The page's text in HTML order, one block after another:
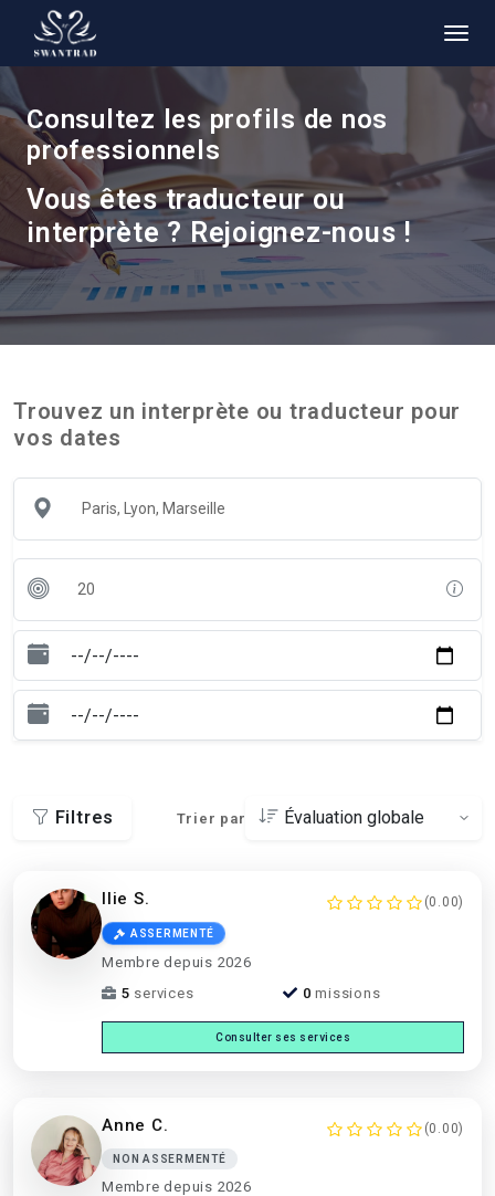
Consultez les profils de nos
professionnels
Vous êtes traducteur ou
interprète ? Rejoignez-nous !
Trouvez un interprète ou traducteur pour
vos dates
Filtres Trier par
Ilie S. (0.00)
ASSERMENTÉ
Membre depuis 2026
5 services 0 missions
Consulter ses services
Anne C. (0.00)
NON ASSERMENTÉ
Membre depuis 2026